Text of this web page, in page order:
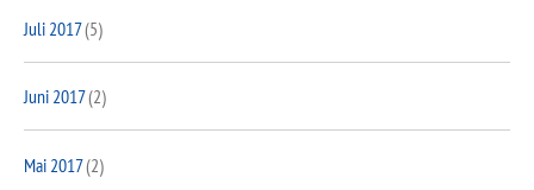
Juli 2017(5)
Juni 2017(2)
Mai 2017(2)